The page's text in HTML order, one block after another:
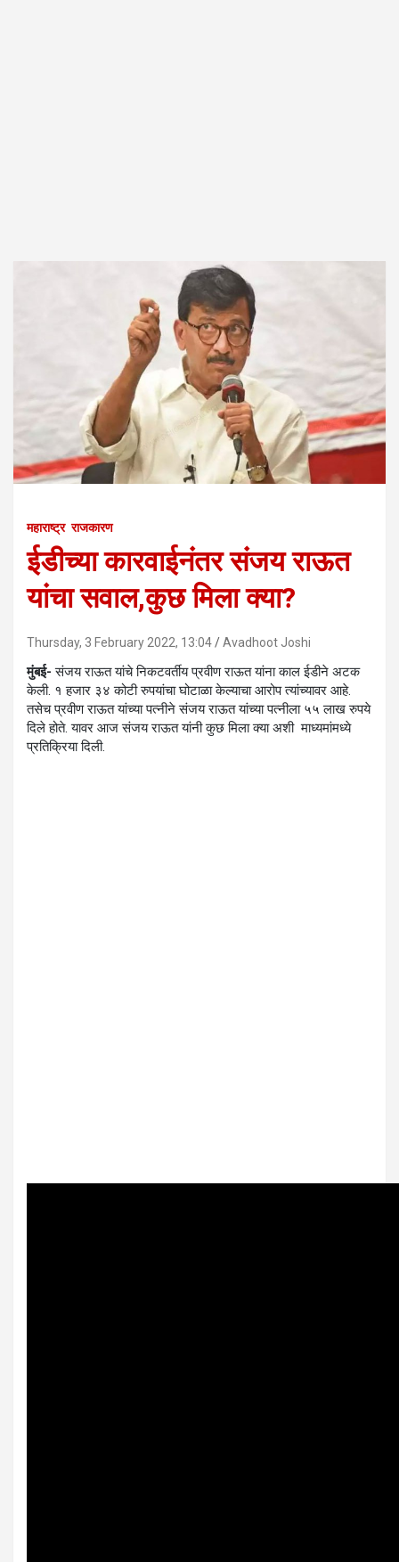
महाराष्ट्र राजकारण
ईडीच्या कारवाईनंतर संजय राऊत
यांचा सवाल,कुछ मिला क्या?
Thursday, 3 February 2022, 13:04 Avadhoot Joshi
मुंबई-संजय राऊत यांचे निकटवर्तीय प्रवीण राऊत यांना काल ईडीने अटक
केली. १ हजार ३४ कोटी रुपयांचा घोटाळा केल्याचा आरोप त्यांच्यावर आहे.
तसेच प्रवीण राऊत यांच्या पत्नीने संजय राऊत यांच्या पत्नीला ५५ लाख रुपये
दिले होते. यावर आज संजय राऊत यांनी कुछ मिला क्या अशी माध्यमांमध्ये
प्रतिक्रिया दिली.